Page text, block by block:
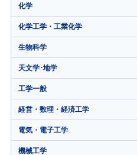
化学
化学工学・工業化学
生物科学
天文学･地学
工学一般
経営・数理・経済工学
電気・電子工学
機械工学